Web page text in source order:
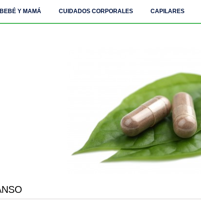
BEBÉ Y MAMÁ CUIDADOS CORPORALES CAPILARES